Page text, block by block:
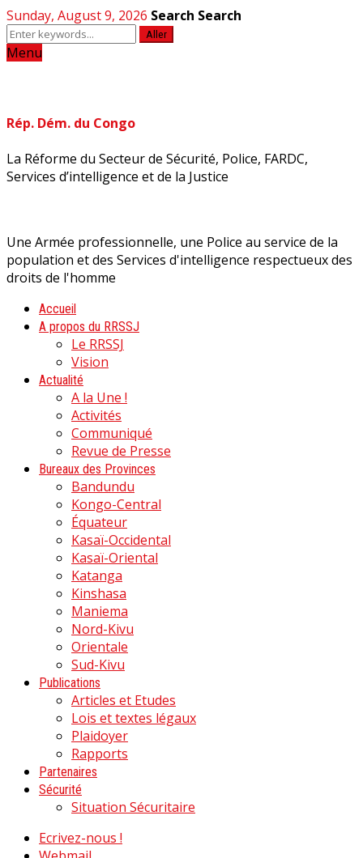
Sunday, August 9, 2026 Search Search
Aller
Menu
Rép. Dém. du Congo
La Réforme du Secteur de Sécurité, Police, FARDC,
Services d’intelligence et de la Justice
Une Armée professionnelle, une Police au service de la
population et des Services d'intelligence respectueux des
droits de l'homme
Accueil
A propos du RRSSJ
Le RRSSJ
Vision
Actualité
A la Une !
Activités
Communiqué
Revue de Presse
Bureaux des Provinces
Bandundu
Kongo-Central
Équateur
Kasaï-Occidental
Kasaï-Oriental
Katanga
Kinshasa
Maniema
Nord-Kivu
Orientale
Sud-Kivu
Publications
Articles et Etudes
Lois et textes légaux
Plaidoyer
Rapports
Partenaires
Sécurité
Situation Sécuritaire
Ecrivez-nous !